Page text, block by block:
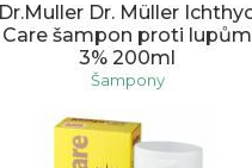
Dr.Muller Dr. Müller Ichthyo
Care šampon proti lupům
3% 200ml
Šampony